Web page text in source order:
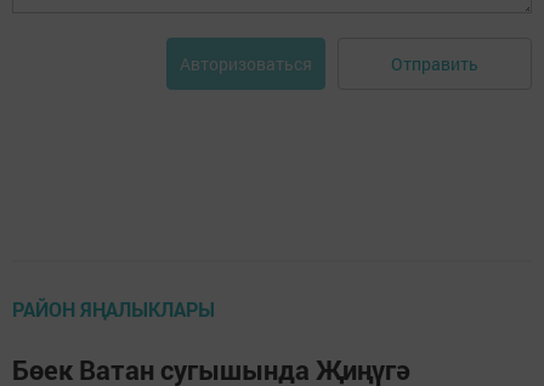
Авторизоваться Отправить
РАЙОН ЯҢАЛЫКЛАРЫ
Бөек Ватан сугышында Җиңүгә